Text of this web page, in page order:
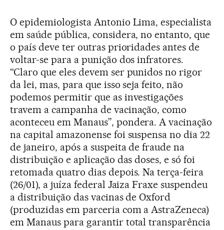
O epidemiologista Antonio Lima, especialista
em saúde pública, considera, no entanto, que
o país deve ter outras prioridades antes de
voltar-se para a punição dos infratores.
“Claro que eles devem ser punidos no rigor
da lei, mas, para que isso seja feito, não
podemos permitir que as investigações
travem a campanha de vacinação, como
aconteceu em Manaus”, pondera. A vacinação
na capital amazonense foi suspensa no dia 22
de janeiro, após a suspeita de fraude na
distribuição e aplicação das doses, e só foi
retomada quatro dias depois. Na terça-feira
(26/01), a juíza federal Jaiza Fraxe suspendeu
a distribuição das vacinas de Oxford
(produzidas em parceria com a AstraZeneca)
em Manaus para garantir total transparência